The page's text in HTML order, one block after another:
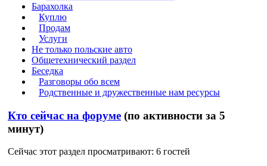
Барахолка
Куплю
Продам
Услуги
Не только польские авто
Общетехнический раздел
Беседка
Разговоры обо всем
Родственные и дружественные нам ресурсы
Кто сейчас на форуме (по активности за 5
минут)
Сейчас этот раздел просматривают: 6 гостей